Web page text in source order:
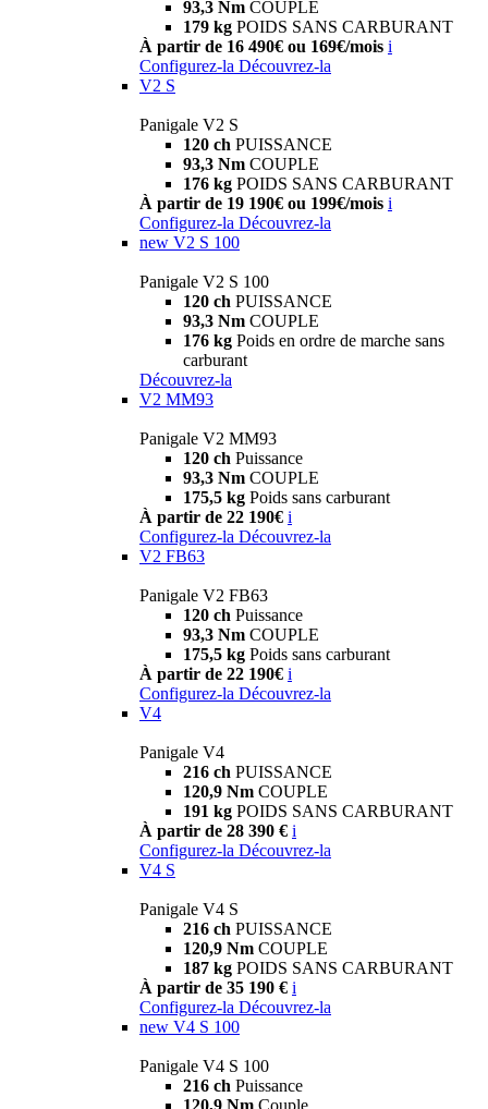
93,3 Nm COUPLE
179 kg POIDS SANS CARBURANT
À partir de 16 490€ ou 169€/mois i
Configurez-la Découvrez-la
V2 S
Panigale V2 S
120 ch PUISSANCE
93,3 Nm COUPLE
176 kg POIDS SANS CARBURANT
À partir de 19 190€ ou 199€/mois i
Configurez-la Découvrez-la
new V2 S 100
Panigale V2 S 100
120 ch PUISSANCE
93,3 Nm COUPLE
176 kg Poids en ordre de marche sans
carburant
Découvrez-la
V2 MM93
Panigale V2 MM93
120 ch Puissance
93,3 Nm COUPLE
175,5 kg Poids sans carburant
À partir de 22 190€ i
Configurez-la Découvrez-la
V2 FB63
Panigale V2 FB63
120 ch Puissance
93,3 Nm COUPLE
175,5 kg Poids sans carburant
À partir de 22 190€ i
Configurez-la Découvrez-la
V4
Panigale V4
216 ch PUISSANCE
120,9 Nm COUPLE
191 kg POIDS SANS CARBURANT
À partir de 28 390 € i
Configurez-la Découvrez-la
V4 S
Panigale V4 S
216 ch PUISSANCE
120,9 Nm COUPLE
187 kg POIDS SANS CARBURANT
À partir de 35 190 € i
Configurez-la Découvrez-la
new V4 S 100
Panigale V4 S 100
216 ch Puissance
120,9 Nm Couple